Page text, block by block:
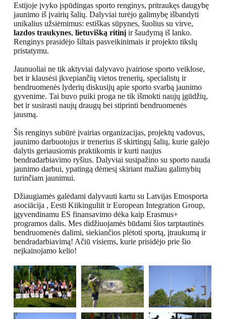
Estijoje įvyko įspūdingas sporto renginys, pritraukęs daugybę
jaunimo iš įvairių šalių. Dalyviai turėjo galimybę išbandyti
unikalius užsiėmimus: estiškas sūpynes, šuolius su virve,
lazdos traukynes, lietuvišką ritinįir šaudymą iš lanko.
Renginys prasidėjo šiltais pasveikinimais ir projekto tikslų
pristatymu.
Jaunuoliai ne tik aktyviai dalyvavo įvairiose sporto veiklose,
bet ir klausėsi įkvepiančių vietos trenerių, specialistų ir
bendruomenės lyderių diskusijų apie sporto svarbą jaunimo
gyvenime. Tai buvo puiki proga ne tik išmokti naujų įgūdžių,
bet ir susirasti naujų draugų bei stiprinti bendruomenės
jausmą.
Šis renginys subūrė įvairias organizacijas, projektų vadovus,
jaunimo darbuotojus ir trenerius iš skirtingų šalių, kurie galėjo
dalytis geriausiomis praktikomis ir kurti naujus
bendradarbiavimo ryšius. Dalyviai susipažino su sporto nauda
jaunimo darbui, ypatingą dėmesį skiriant mažiau galimybių
turinčiam jaunimui.
Džiaugiamės galėdami dalyvauti kartu su Latvijas Etnosporta
asociācija , Eesti KiikinguliitirEuropean Integration Group,
įgyvendinamu ES finansavimo dėka kaip Erasmus+
programos dalis. Mes didžiuojamės būdami šios tarptautinės
bendruomenės dalimi, siekiančios plėtoti sportą, įtraukumą ir
bendradarbiavimą! Ačiū visiems, kurie prisidėjo prie šio
neįkainojamo kelio!